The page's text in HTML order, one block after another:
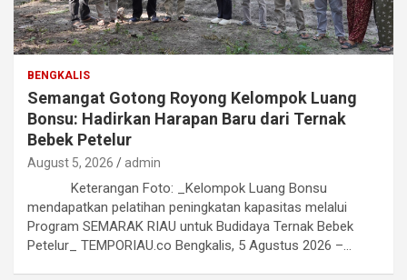
BENGKALIS
Semangat Gotong Royong Kelompok Luang
Bonsu: Hadirkan Harapan Baru dari Ternak
Bebek Petelur
August 5, 2026 admin
Keterangan Foto: _Kelompok Luang Bonsu
mendapatkan pelatihan peningkatan kapasitas melalui
Program SEMARAK RIAU untuk Budidaya Ternak Bebek
Petelur_ TEMPORIAU.co Bengkalis, 5 Agustus 2026 –…